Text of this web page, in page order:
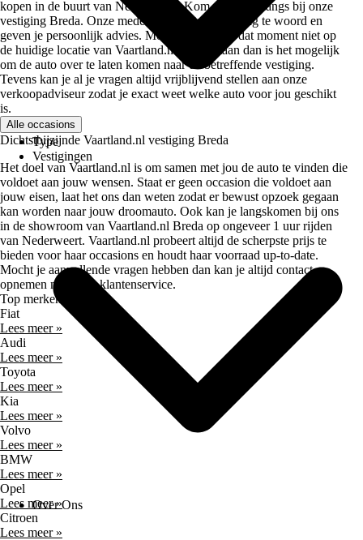
Type
Vestigingen
Over Ons
kopen in de buurt van Nederweert? Kom dan even langs bij onze
vestiging Breda. Onze medewerkers staan je graag te woord en
geven je persoonlijk advies. Mocht de auto op dat moment niet op
de huidige locatie van Vaartland.nl Breda staan dan is het mogelijk
om de auto over te laten komen naar de betreffende vestiging.
Tevens kan je al je vragen altijd vrijblijvend stellen aan onze
verkoopadviseur zodat je exact weet welke auto voor jou geschikt
is.
Alle occasions
Dichtstbijzijnde Vaartland.nl vestiging Breda
Het doel van Vaartland.nl is om samen met jou de auto te vinden die
voldoet aan jouw wensen. Staat er geen occasion die voldoet aan
jouw eisen, laat het ons dan weten zodat er bewust opzoek gegaan
kan worden naar jouw droomauto. Ook kan je langskomen bij ons
in de showroom van Vaartland.nl Breda op ongeveer 1 uur rijden
van Nederweert. Vaartland.nl probeert altijd de scherpste prijs te
bieden voor haar occasions en houdt haar voorraad up-to-date.
Mocht je aanvullende vragen hebben dan kan je altijd contact
opnemen met onze klantenservice.
Top merken
Fiat
Lees meer »
Audi
Lees meer »
Toyota
Lees meer »
Kia
Lees meer »
Volvo
Lees meer »
BMW
Lees meer »
Opel
Lees meer »
Citroen
Lees meer »